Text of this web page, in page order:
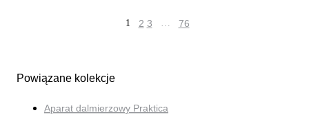
1 2 3 … 76
Powiązane kolekcje
Aparat dalmierzowy Praktica